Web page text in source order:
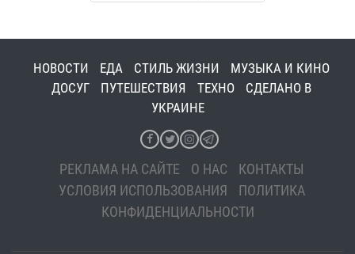
НОВОСТИ ЕДА СТИЛЬ ЖИЗНИ
МУЗЫКА И КИНО
ДОСУГ
ПУТЕШЕСТВИЯ ТЕХНО
СДЕЛАНО В
УКРАИНЕ
РЕКЛАМА НА САЙТЕ О НАС
КОНТАКТЫ
УСЛОВИЯ ИСПОЛЬЗОВАНИЯ
ПОЛИТИКА
КОНФИДЕНЦИАЛЬНОСТИ